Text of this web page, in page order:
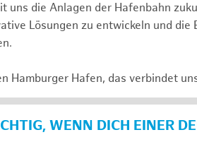
uns die Anlagen der Hafenbahn
Lösungen zu entwickeln und
Hamburger Hafen, das verbindet
WENN DICH EINER